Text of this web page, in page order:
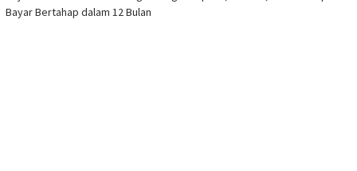
Bayar Bertahap dalam 12 Bulan